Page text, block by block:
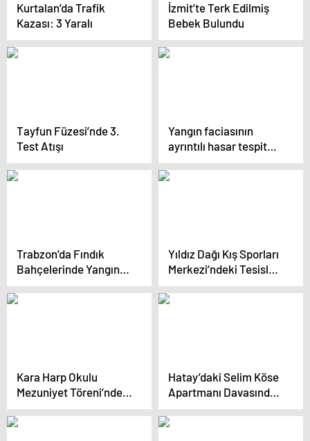
Kurtalan’da Trafik
Kazası: 3 Yaralı
İzmit’te Terk Edilmiş
Bebek Bulundu
Tayfun Füzesi’nde 3.
Test Atışı
Yangın faciasının
ayrıntılı hasar tespit
raporu ortaya çıktı
Trabzon’da Fındık
Bahçelerinde Yangın
Çıktı
Yıldız Dağı Kış Sporları
Merkezi’ndeki Tesisler
Kapatıldı
Kara Harp Okulu
Mezuniyet Töreni’nde
Disiplin Cezaları
Hatay’daki Selim Köse
Apartmanı Davasında
Sanıkların Tutuklanma
Talebi Reddedildi